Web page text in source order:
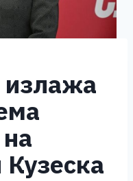
излажа